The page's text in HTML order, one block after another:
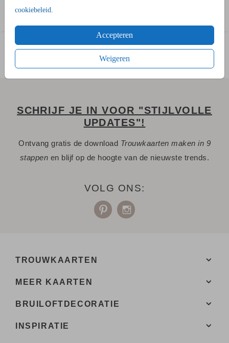
cookiebeleid
Accepteren
Weigeren
HOE WERKT HET?
- Ga naar de kaartopmaker om een stijlvol ontwerp te maken.
- Je kunt gebruik maken van onze uitgebreide beeldbank.
- Bewaar het ontwerp in je account. Je kunt later verder
verschillende papiersoorten en één van de 20+ kleuren
- Bij de 1e proefdruk ontvang je een proefsetje met staaltjes
van papiersoorten en kleuren enveloppen.
Een vraag? Hier vind je waarschijnlijkhet antwoord.
contactmet ons op. We helpen je
Toon meer
SCHRIJF JE IN VOOR "STIJLVOLLE
UPDATES"!
Ontvang gratis de download Trouwkaarten maken in 9
stappen en blijf op de hoogte van de nieuwste trends.
VOLG ONS:
TROUWKAARTEN
MEER KAARTEN
BRUILOFTDECORATIE
INSPIRATIE